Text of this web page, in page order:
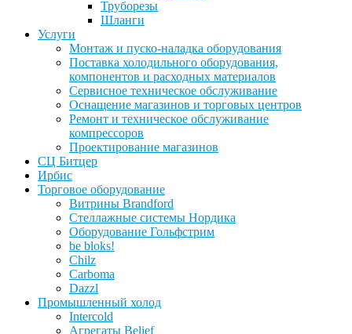
Труборезы
Шланги
Услуги
Монтаж и пуско-наладка оборудования
Поставка холодильного оборудования,
компонентов и расходных материалов
Сервисное техническое обслуживание
Оснащение магазинов и торговых центров
Ремонт и техническое обслуживание
компрессоров
Проектирование магазинов
СЦ Битцер
Ирбис
Торговое оборудование
Витрины Brandford
Стеллажные системы Нордика
Оборудование Гольфстрим
be bloks!
Chilz
Carboma
Dazzl
Промышленный холод
Intercold
Агрегаты Belief